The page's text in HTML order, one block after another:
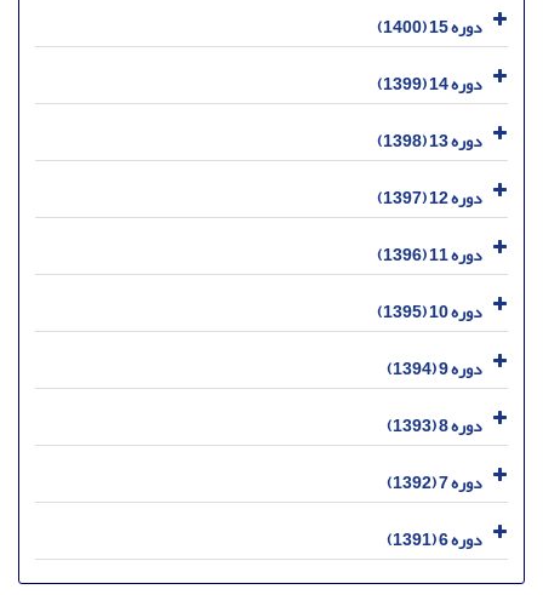
دوره 15 (1400)
دوره 14 (1399)
دوره 13 (1398)
دوره 12 (1397)
دوره 11 (1396)
دوره 10 (1395)
دوره 9 (1394)
دوره 8 (1393)
دوره 7 (1392)
دوره 6 (1391)